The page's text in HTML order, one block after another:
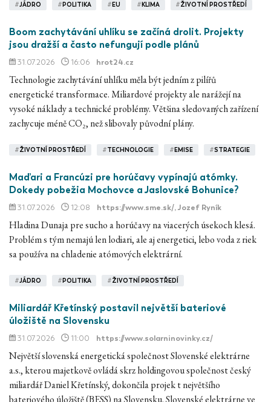
#JÁDRO # POLITIKA # EU # KLIMA #ŽIVOTNÍ PROSTŘEDÍ
Boom zachytávání uhlíku se začíná drolit. Projekty
jsou dražší a často nefungují podle plánů
31.07.2026 16:06 hrot24.cz
Technologie zachytávání uhlíku měla být jedním z pilířů
energetické transformace. Miliardové projekty ale narážejí na
vysoké náklady a technické problémy. Většina sledovaných zařízení
zachycuje méně CO₂, než slibovaly původní plány.
#ŽIVOTNÍ PROSTŘEDÍ #TECHNOLOGIE # EMISE #STRATEGIE
Maďari a Francúzi pre horúčavy vypínajú atómky.
Dokedy pobežia Mochovce a Jaslovské Bohunice?
31.07.2026 12:08 https://www.sme.sk/, Jozef Ryník
Hladina Dunaja pre sucho a horúčavy na viacerých úsekoch klesá.
Problém s tým nemajú len lodiari, ale aj energetici, lebo voda z riek
sa používa na chladenie atómových elektrární.
#JÁDRO # POLITIKA #ŽIVOTNÍ PROSTŘEDÍ
Miliardář Křetínský postavil největší bateriové
úložiště na Slovensku
31.07.2026 11:00 https://www.solarninovinky.cz/
Největší slovenská energetická společnost Slovenské elektrárne
a.s., kterou majetkově ovládá skrz holdingovou společnost český
miliardář Daniel Křetínský, dokončila projek t největšího
bateriového úložiště (BESS) na Slovensku. Slovenské elektrárne ve